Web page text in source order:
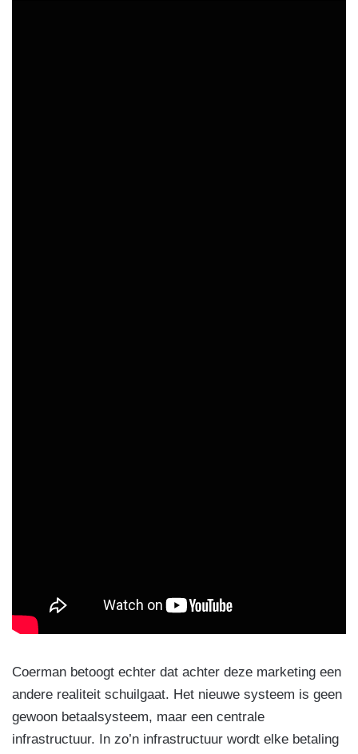
Coerman betoogt echter dat achter deze marketing een
andere realiteit schuilgaat. Het nieuwe systeem is geen
gewoon betaalsysteem, maar een centrale
infrastructuur. In zo’n infrastructuur wordt elke betaling